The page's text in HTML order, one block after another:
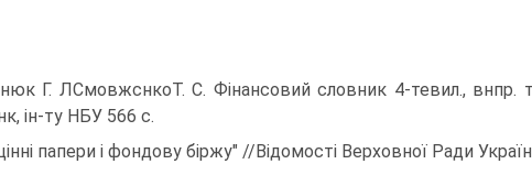
Г. ЛСмовжснкоТ. С. Фінансовий словник 4-тевил., внпр.
ін-ту НБУ 566 с.
папери і фондову біржу" //Відомості Верховної Ради